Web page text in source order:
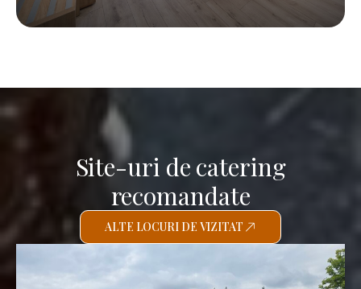
Site-uri de catering
recomandate
ALTE LOCURI DE VIZITAT